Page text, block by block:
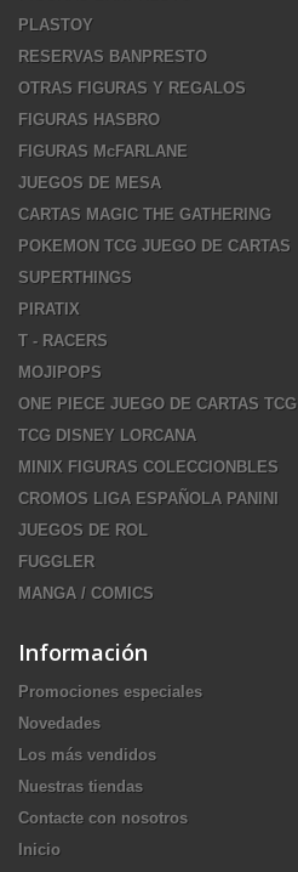
PLASTOY
RESERVAS BANPRESTO
OTRAS FIGURAS Y REGALOS
FIGURAS HASBRO
FIGURAS McFARLANE
JUEGOS DE MESA
CARTAS MAGIC THE GATHERING
POKEMON TCG JUEGO DE CARTAS
SUPERTHINGS
PIRATIX
T - RACERS
MOJIPOPS
ONE PIECE JUEGO DE CARTAS TCG
TCG DISNEY LORCANA
MINIX FIGURAS COLECCIONBLES
CROMOS LIGA ESPAÑOLA PANINI
JUEGOS DE ROL
FUGGLER
MANGA / COMICS
Información
Promociones especiales
Novedades
Los más vendidos
Nuestras tiendas
Contacte con nosotros
Inicio